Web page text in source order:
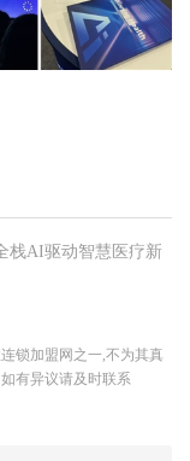
栈AI驱动智慧医疗新
锁加盟网之一,不为其真
有异议请及时联系